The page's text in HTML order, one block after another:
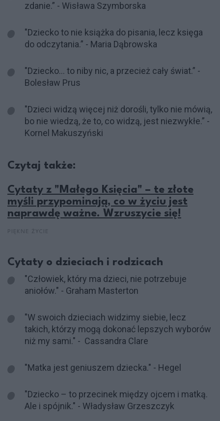
zdanie.” - Wisława Szymborska
"Dziecko to nie książka do pisania, lecz księga
do odczytania.” - Maria Dąbrowska
"Dziecko... to niby nic, a przecież cały świat.” -
Bolesław Prus
"Dzieci widzą więcej niż dorośli, tylko nie mówią,
bo nie wiedzą, że to, co widzą, jest niezwykłe.” -
Kornel Makuszyński
Czytaj także:
Cytaty z "Małego Księcia" – te złote
myśli przypominają, co w życiu jest
naprawdę ważne. Wzruszycie się!
Cytaty o dzieciach i rodzicach
"Człowiek, który ma dzieci, nie potrzebuje
aniołów." - Graham Masterton
"W swoich dzieciach widzimy siebie, lecz
takich, którzy mogą dokonać lepszych wyborów
niż my sami." - Cassandra Clare
"Matka jest geniuszem dziecka." - Hegel
"Dziecko – to przecinek między ojcem i matką.
Ale i spójnik." - Władysław Grzeszczyk